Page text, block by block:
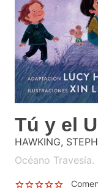
Tú y el
HAWKING,
Océano